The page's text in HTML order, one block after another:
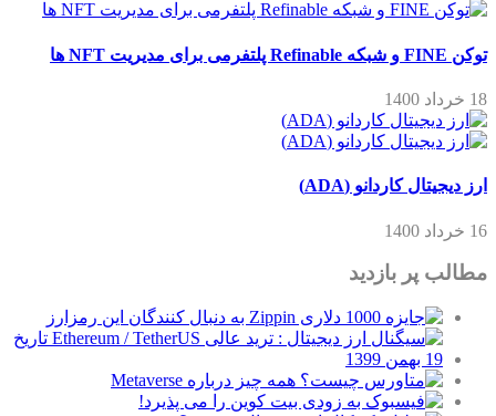
توکن FINE و شبکه Refinable پلتفرمی برای مدیریت NFT ها
18 خرداد 1400
ارز دیجیتال کاردانو (ADA)
16 خرداد 1400
مطالب پر بازدید